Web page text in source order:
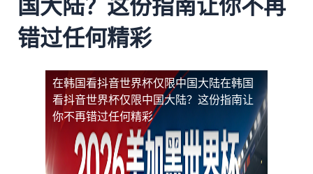
国大陆？这份指南让你不再
错过任何精彩
在韩国看抖音世界杯仅限中国大陆在韩国
看抖音世界杯仅限中国大陆？这份指南让
你不再错过任何精彩